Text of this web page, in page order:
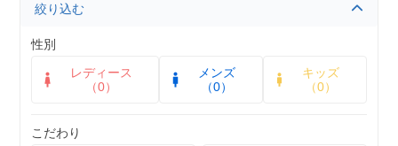
絞り込む
性別
レディース
（0）
メンズ
（0）
キッズ
（0）
こだわり